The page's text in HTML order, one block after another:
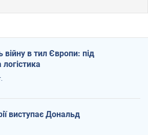
в тил Європи: під
виступає Дональд